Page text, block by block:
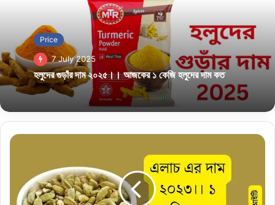
Price
7 July 2025
হলুদের গুড়াঁর দাম ২০২৫।। আজকের ১ কেজি হলুদের দাম কত